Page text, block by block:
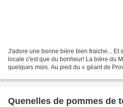
J'adore une bonne bière bien fraiche... Et
locale c'est que du bonheur! La bière du
quelques mois. Au pied du « géant de
Quenelles de pommes de